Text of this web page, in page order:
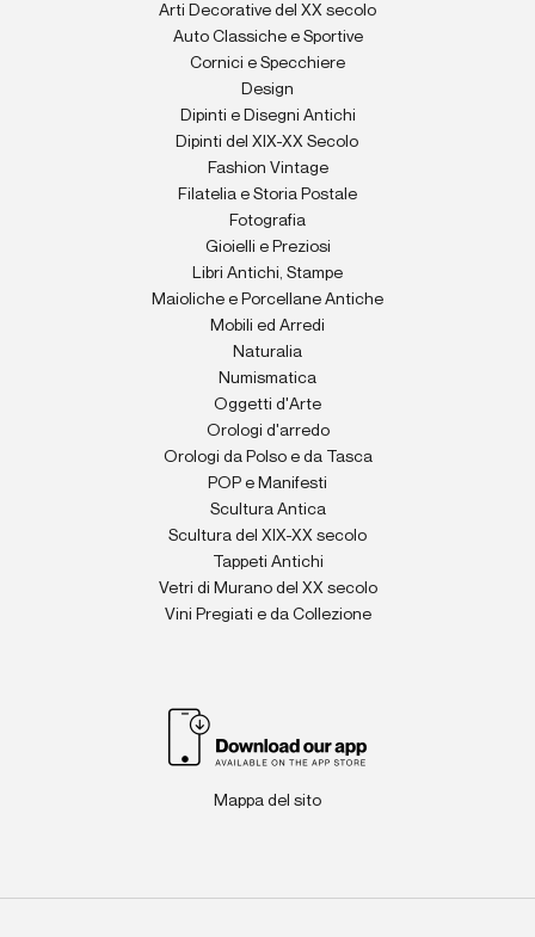
Arti Decorative del XX secolo
Auto Classiche e Sportive
Cornici e Specchiere
Design
Dipinti e Disegni Antichi
Dipinti del XIX-XX Secolo
Fashion Vintage
Filatelia e Storia Postale
Fotografia
Gioielli e Preziosi
Libri Antichi, Stampe
Maioliche e Porcellane Antiche
Mobili ed Arredi
Naturalia
Numismatica
Oggetti d'Arte
Orologi d'arredo
Orologi da Polso e da Tasca
POP e Manifesti
Scultura Antica
Scultura del XIX-XX secolo
Tappeti Antichi
Vetri di Murano del XX secolo
Vini Pregiati e da Collezione
Mappa del sito